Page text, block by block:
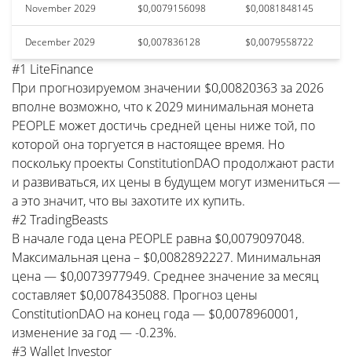
November 2029 $0,0079156098 $0,0081848145
December 2029 $0,007836128 $0,0079558722
#1 LiteFinance
При прогнозируемом значении $0,00820363 за 2026
вполне возможно, что к 2029 минимальная монета
PEOPLE может достичь средней цены ниже той, по
которой она торгуется в настоящее время. Но
поскольку проекты ConstitutionDAO продолжают расти
и развиваться, их цены в будущем могут измениться —
а это значит, что вы захотите их купить.
#2 TradingBeasts
В начале года цена PEOPLE равна $0,0079097048.
Максимальная цена – $0,0082892227. Минимальная
цена — $0,0073977949. Среднее значение за месяц
составляет $0,0078435088. Прогноз цены
ConstitutionDAO на конец года — $0,0078960001,
изменение за год — -0.23%.
#3 Wallet Investor